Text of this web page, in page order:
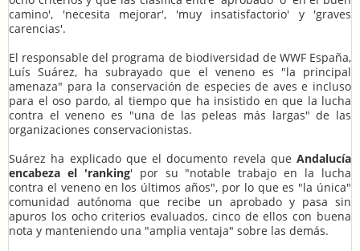
camino', 'necesita mejorar', 'muy insatisfactorio' y 'graves
carencias'.
El responsable del programa de biodiversidad de WWF España,
Luís Suárez, ha subrayado que el veneno es "la principal
amenaza" para la conservación de especies de aves e incluso
para el oso pardo, al tiempo que ha insistido en que la lucha
contra el veneno es "una de las peleas más largas" de las
organizaciones conservacionistas.
Suárez ha explicado que el documento revela que Andalucía
encabeza el 'ranking' por su "notable trabajo en la lucha
contra el veneno en los últimos años", por lo que es "la única"
comunidad autónoma que recibe un aprobado y pasa sin
apuros los ocho criterios evaluados, cinco de ellos con buena
nota y manteniendo una "amplia ventaja" sobre las demás.